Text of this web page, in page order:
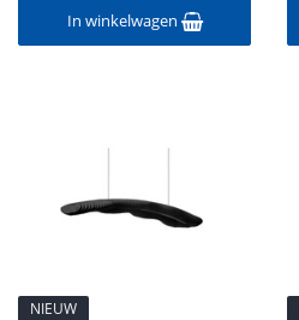
In winkelwagen
NIEUW